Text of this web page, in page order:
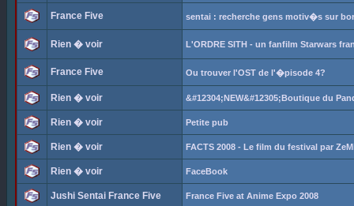
France Five sentai : recherche gens motiv�s sur
Rien � voir L'ORDRE SITH - un fanfilm Starwars
France Five Ou trouver l'OST de l'�pisode 4?
Rien � voir &#12304;NEW&#12305;Boutique du
Rien � voir Petite pub
Rien � voir FACTS 2008 - Le film du festival par
Rien � voir FaceBook
Jushi Sentai France Five France Five at Anime Expo 2008